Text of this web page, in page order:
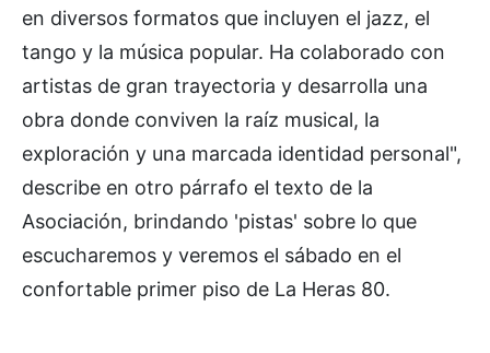
en diversos formatos que incluyen el jazz, el
tango y la música popular. Ha colaborado con
artistas de gran trayectoria y desarrolla una
obra donde conviven la raíz musical, la
exploración y una marcada identidad personal",
describe en otro párrafo el texto de la
Asociación, brindando 'pistas' sobre lo que
escucharemos y veremos el sábado en el
confortable primer piso de La Heras 80.